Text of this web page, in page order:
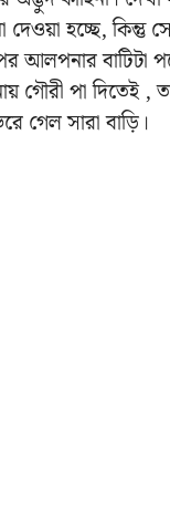
দেওয়া হচ্ছে,
আলপনার বাটিটা
পা দিতেই ,
গেল সারা বাড়ি।